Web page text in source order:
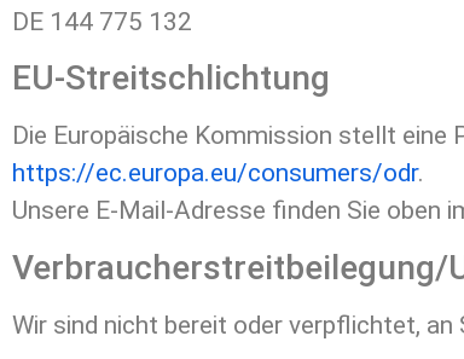
DE 144 775 132
EU-Streitschlichtung
Die Europäische Kommission stellt eine
https://ec.europa.eu/consumers/odr.
Unsere E-Mail-Adresse finden Sie oben
Wir sind nicht bereit oder verpflichtet,